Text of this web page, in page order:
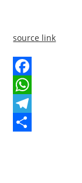
source link
F
a
c
W
h
T